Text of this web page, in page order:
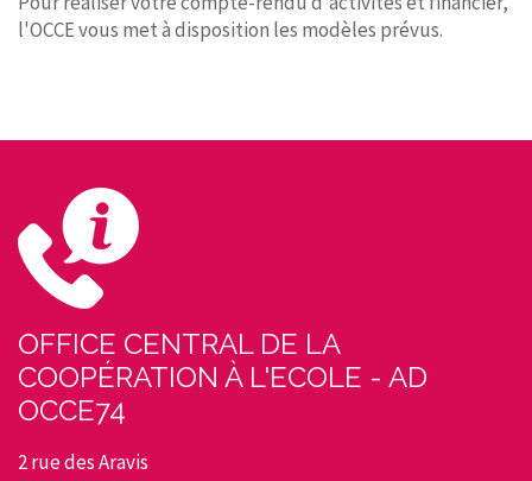
l'OCCE vous met à disposition les modèles prévus.
OFFICE CENTRAL DE LA
COOPÉRATION À L'ECOLE - AD
OCCE74
2 rue des Aravis